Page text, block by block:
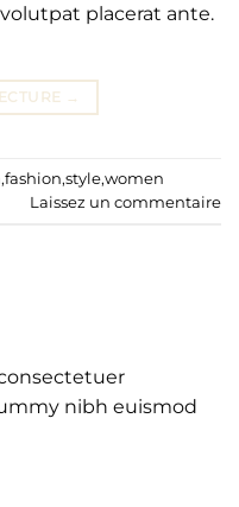
placerat ante.
→
,fashion,style,women
Laissez un commentaire
nibh euismod